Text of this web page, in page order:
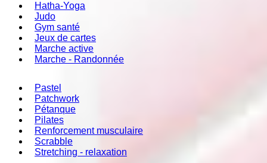
Hatha-Yoga
Judo
Gym santé
Jeux de cartes
Marche active
Marche - Randonnée
Pastel
Patchwork
Pétanque
Pilates
Renforcement musculaire
Scrabble
Stretching - relaxation